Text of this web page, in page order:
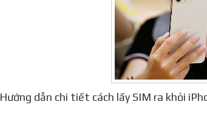
Hướng dẫn chi tiết cách lấy SIM ra khỏi